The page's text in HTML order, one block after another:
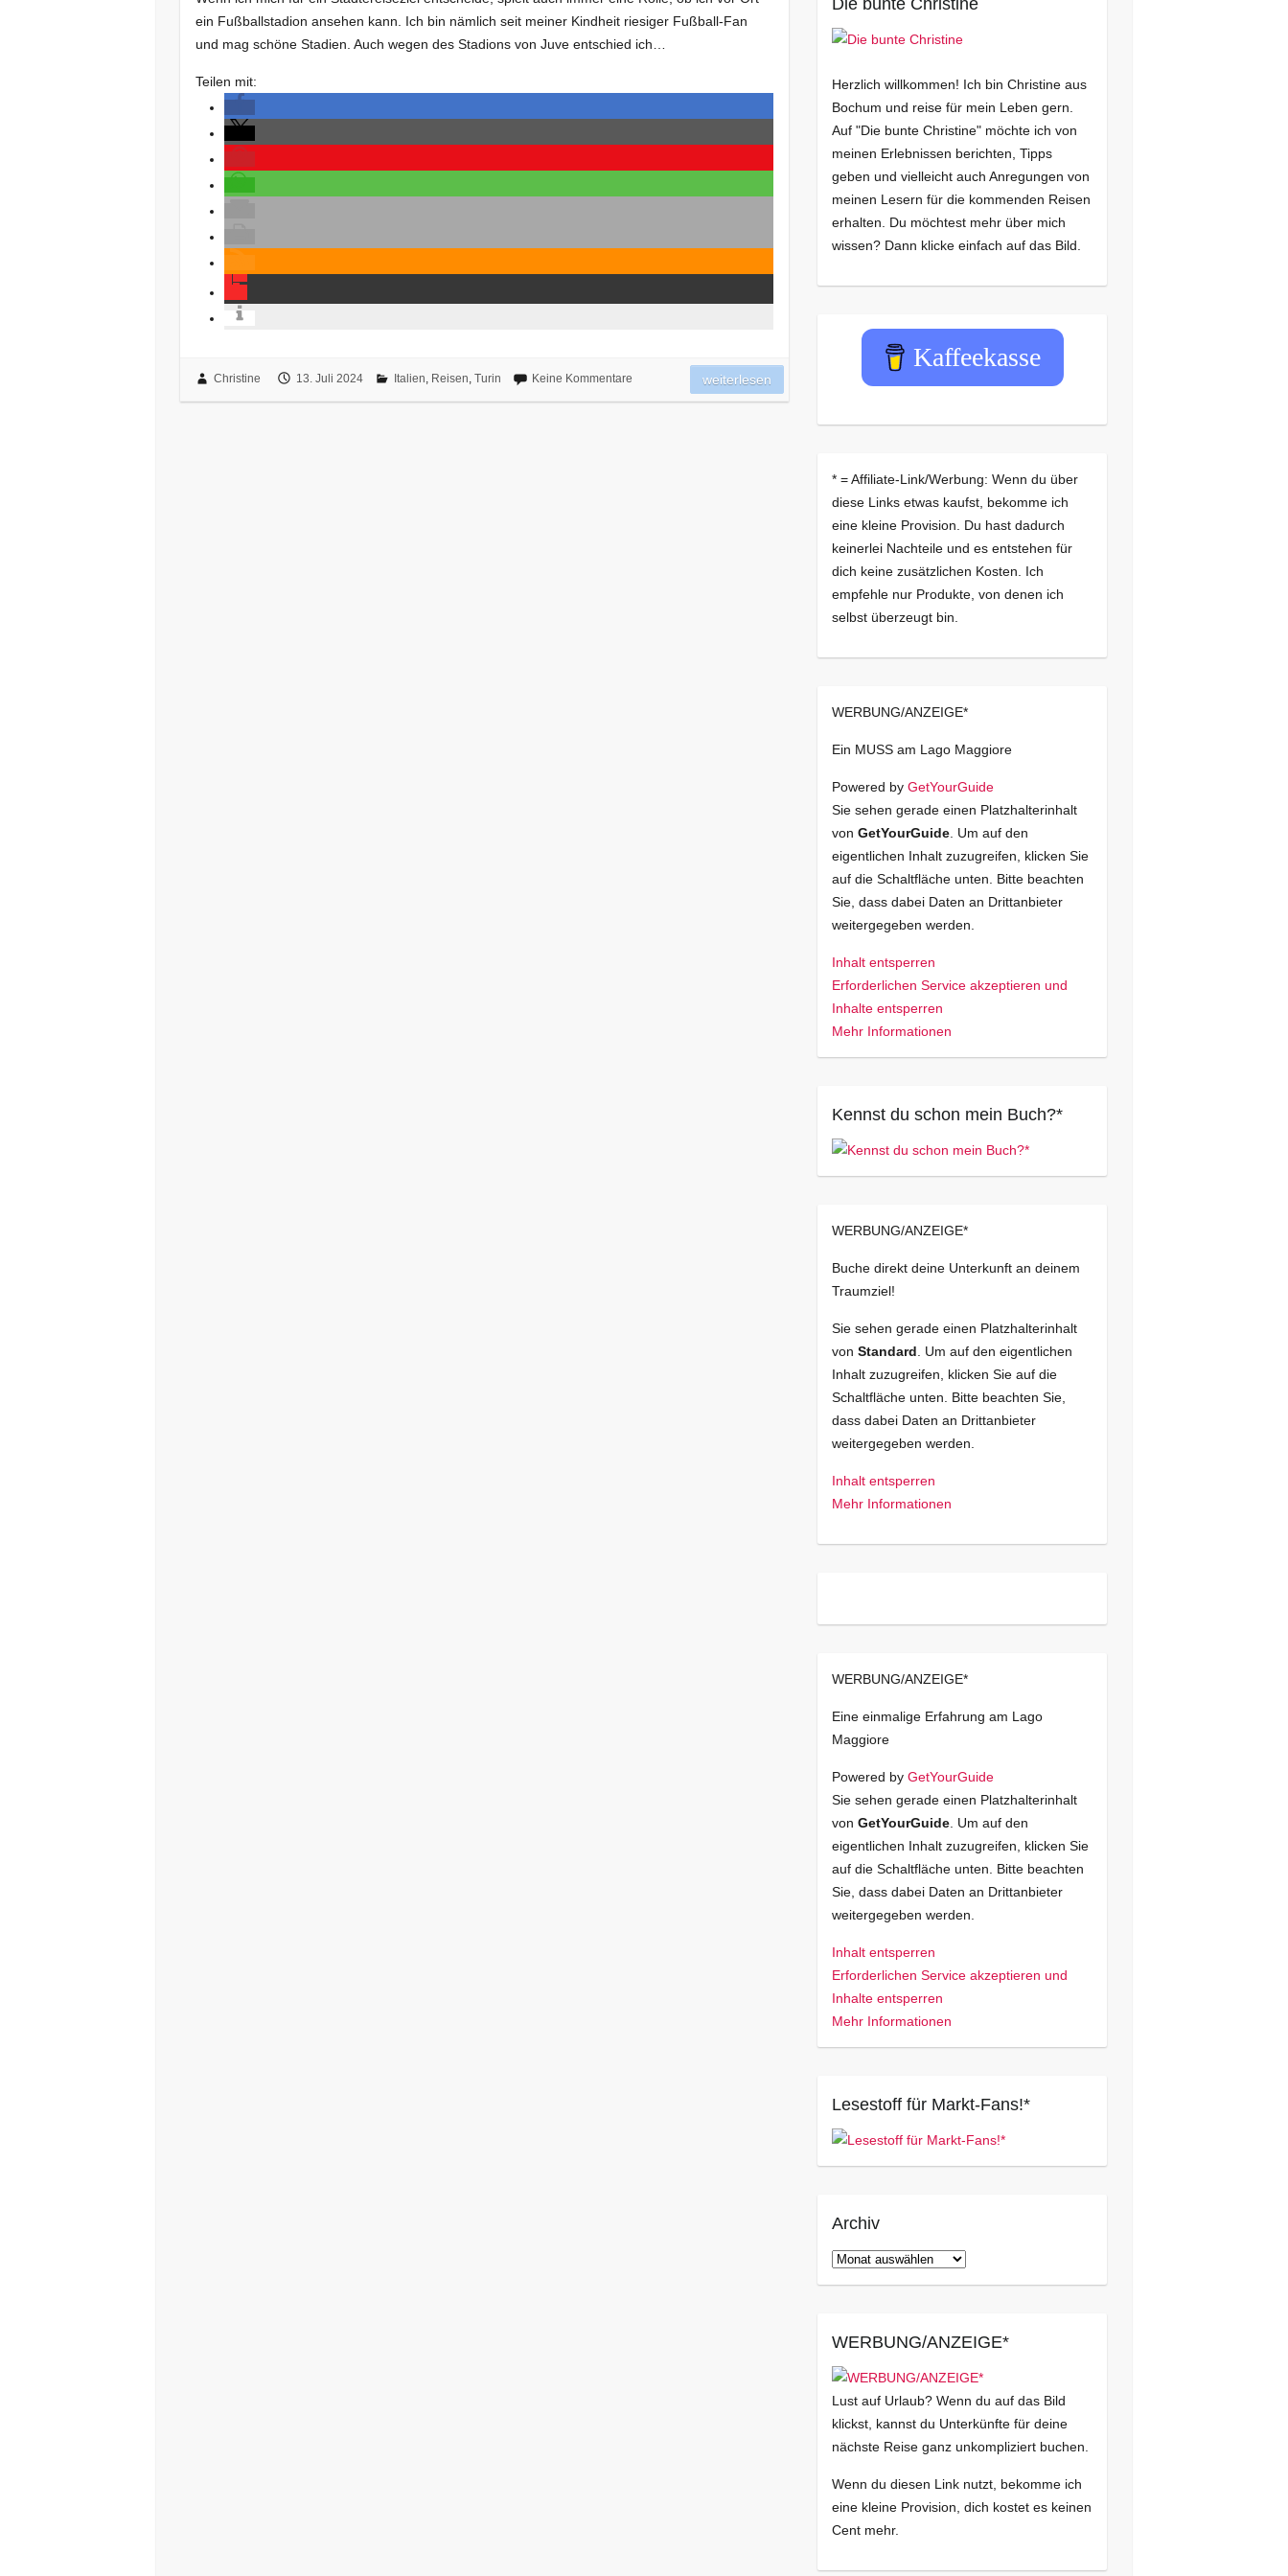
ein Fußballstadion ansehen kann. Ich bin nämlich seit meiner Kindheit riesiger Fußball-Fan
und mag schöne Stadien. Auch wegen des Stadions von Juve entschied ich…
Teilen mit:
Christine 13. Juli 2024 Italien, Reisen, Turin Keine Kommentare weiterlesen
Die bunte Christine
Herzlich willkommen! Ich bin Christine aus
Bochum und reise für mein Leben gern.
Auf "Die bunte Christine" möchte ich von
meinen Erlebnissen berichten, Tipps
geben und vielleicht auch Anregungen von
meinen Lesern für die kommenden Reisen
erhalten. Du möchtest mehr über mich
wissen? Dann klicke einfach auf das Bild.
Kaffeekasse
* = Affiliate-Link/Werbung: Wenn du über
diese Links etwas kaufst, bekomme ich
eine kleine Provision. Du hast dadurch
keinerlei Nachteile und es entstehen für
dich keine zusätzlichen Kosten. Ich
empfehle nur Produkte, von denen ich
selbst überzeugt bin.
WERBUNG/ANZEIGE*
Ein MUSS am Lago Maggiore
Powered by GetYourGuide
Sie sehen gerade einen Platzhalterinhalt
von GetYourGuide. Um auf den
eigentlichen Inhalt zuzugreifen, klicken Sie
auf die Schaltfläche unten. Bitte beachten
Sie, dass dabei Daten an Drittanbieter
weitergegeben werden.
Inhalt entsperren
Erforderlichen Service akzeptieren und
Inhalte entsperren
Mehr Informationen
Kennst du schon mein Buch?*
WERBUNG/ANZEIGE*
Buche direkt deine Unterkunft an deinem
Traumziel!
Sie sehen gerade einen Platzhalterinhalt
von Standard . Um auf den eigentlichen
Inhalt zuzugreifen, klicken Sie auf die
Schaltfläche unten. Bitte beachten Sie,
dass dabei Daten an Drittanbieter
weitergegeben werden.
Inhalt entsperren
Mehr Informationen
WERBUNG/ANZEIGE*
Eine einmalige Erfahrung am Lago
Maggiore
Powered by GetYourGuide
Sie sehen gerade einen Platzhalterinhalt
von GetYourGuide. Um auf den
eigentlichen Inhalt zuzugreifen, klicken Sie
auf die Schaltfläche unten. Bitte beachten
Sie, dass dabei Daten an Drittanbieter
weitergegeben werden.
Inhalt entsperren
Erforderlichen Service akzeptieren und
Inhalte entsperren
Mehr Informationen
Lesestoff für Markt-Fans!*
Archiv
Archiv
WERBUNG/ANZEIGE*
Lust auf Urlaub? Wenn du auf das Bild
klickst, kannst du Unterkünfte für deine
nächste Reise ganz unkompliziert buchen.
Wenn du diesen Link nutzt, bekomme ich
eine kleine Provision, dich kostet es keinen
Cent mehr.